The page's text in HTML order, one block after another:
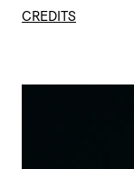
CREDITS